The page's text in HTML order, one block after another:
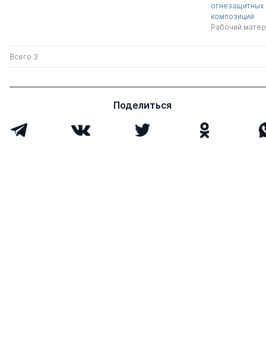
композиций
Рабочий
Всего 3
Поделиться